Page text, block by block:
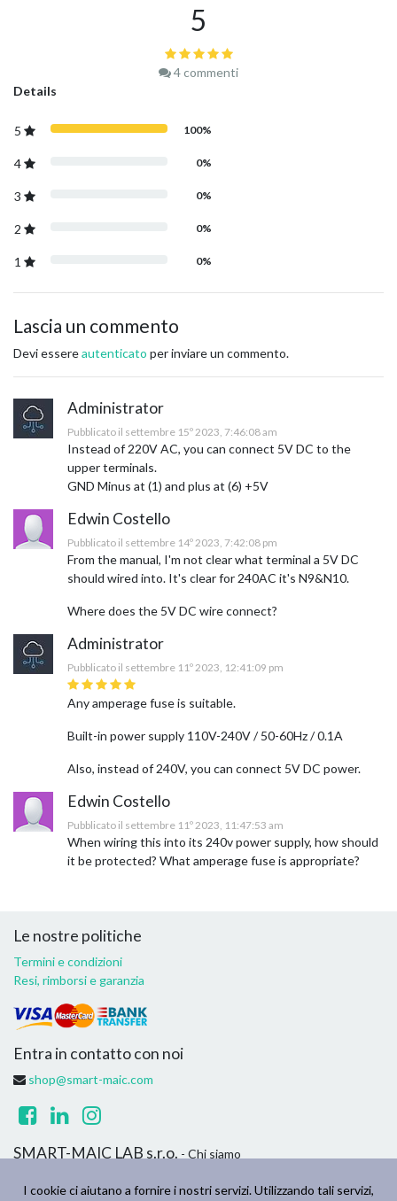
I cookie ci aiutano a fornire i nostri servizi. Utilizzando tali servizi,
5
4commenti
Details
5 100%
4 0%
3 0%
2 0%
1 0%
Lascia un commento
Devi essereautenticato per inviare un commento.
Administrator
Pubblicato il settembre 15º 2023, 7:46:08 am
Instead of 220V AC, you can connect 5V DC to the
upper terminals.
GND Minus at (1) and plus at (6) +5V
Edwin Costello
Pubblicato il settembre 14º 2023, 7:42:08 pm
From the manual, I'm not clear what terminal a 5V DC
should wired into. It's clear for 240AC it's N9&N10.
Where does the 5V DC wire connect?
Administrator
Pubblicato il settembre 11º 2023, 12:41:09 pm
Any amperage fuse is suitable.
Built-in power supply 110V-240V / 50-60Hz / 0.1A
Also, instead of 240V, you can connect 5V DC power.
Edwin Costello
Pubblicato il settembre 11º 2023, 11:47:53 am
When wiring this into its 240v power supply, how should
it be protected? What amperage fuse is appropriate?
Le nostre politiche
Termini e condizioni
Resi, rimborsi e garanzia
Entra in contatto con noi
shop@smart-maic.com
SMART-MAIC LAB s.r.o. - Chi siamo
la vita di tutti attraverso prodotti innovativi. Creiamo prodotti